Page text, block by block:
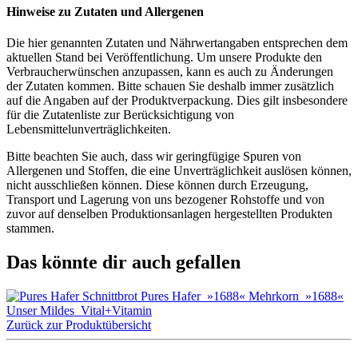
Hinweise zu Zutaten und Allergenen
Die hier genannten Zutaten und Nährwertangaben entsprechen dem
aktuellen Stand bei Veröffentlichung. Um unsere Produkte den
Verbraucherwünschen anzupassen, kann es auch zu Änderungen
der Zutaten kommen. Bitte schauen Sie deshalb immer zusätzlich
auf die Angaben auf der Produktverpackung. Dies gilt insbesondere
für die Zutatenliste zur Berücksichtigung von
Lebensmittelunverträglichkeiten.
Bitte beachten Sie auch, dass wir geringfügige Spuren von
Allergenen und Stoffen, die eine Unverträglichkeit auslösen können,
nicht ausschließen können. Diese können durch Erzeugung,
Transport und Lagerung von uns bezogener Rohstoffe und von
zuvor auf denselben Produktionsanlagen hergestellten Produkten
stammen.
Das könnte dir auch gefallen
Pures Hafer »1688« Mehrkorn »1688«
Unser Mildes Vital+Vitamin
Zurück zur Produktübersicht